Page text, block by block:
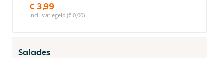
€ 3,99
incl. statiegeld (€ 0,00)
Salades